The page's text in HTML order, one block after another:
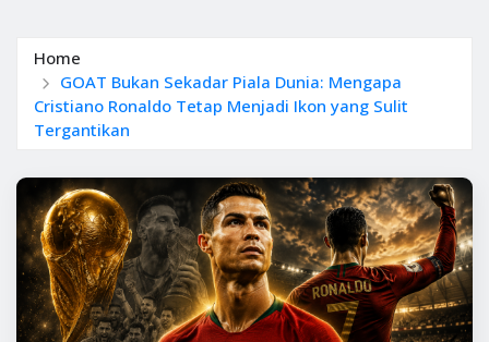
Home
GOAT Bukan Sekadar Piala Dunia: Mengapa
Cristiano Ronaldo Tetap Menjadi Ikon yang Sulit
Tergantikan